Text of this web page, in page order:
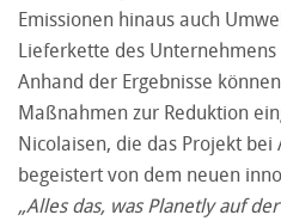
Emissionen hinaus auch
Lieferkette des
Anhand der Ergebnisse
Maßnahmen zur Reduktion
Nicolaisen, die das Projekt
begeistert von dem neuen
„Alles das, was Planetly auf